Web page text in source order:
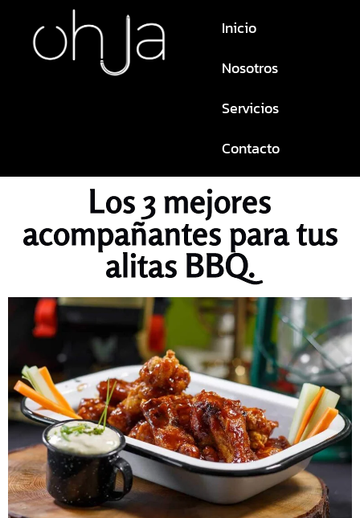
Inicio
Nosotros
Servicios
Contacto
Los 3 mejores
acompañantes para tus
alitas BBQ.